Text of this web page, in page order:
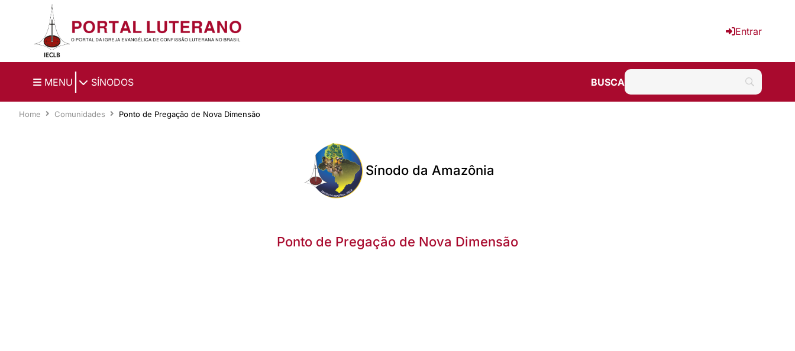
Ir para o conteúdo principal
Entrar
MENU SÍNODOS BUSCA
Home Comunidades Ponto de Pregação de Nova Dimensão
Sínodo da Amazônia
Ponto de Pregação de Nova Dimensão